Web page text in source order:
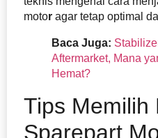
motor agar tetap optimal
Baca Juga:
Aftermarket, Mana
Hemat?
Tips Memilih
Sparepart